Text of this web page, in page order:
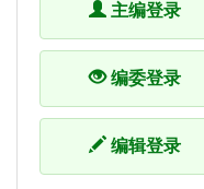
主编登录
编委登录
编辑登录